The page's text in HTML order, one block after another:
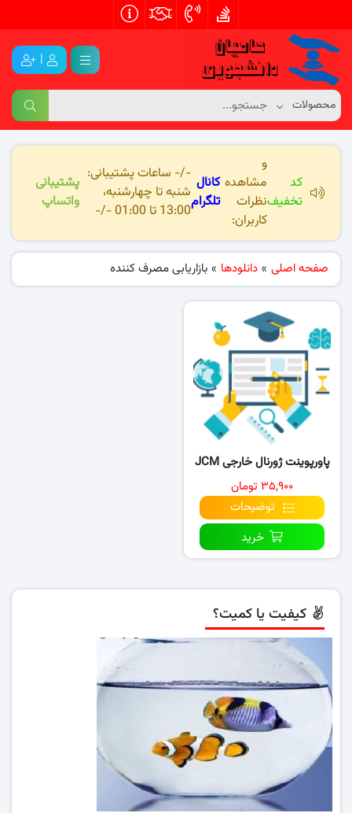
|
کد
تخفیف
و
مشاهده
نظرات
کاربران:
کانال
تلگرام
-/- ساعات پشتیبانی:
شنبه تا چهارشنبه،
13:00 تا 01:00 -/-
پشتیبانی
واتساپ
صفحه اصلی » دانلودها » بازاریابی مصرف کننده
پاورپوینت ژورنال خارجی JCM
۳۵,۹۰۰ تومان
توضیحات
خرید
کیفیت یا کمیت؟